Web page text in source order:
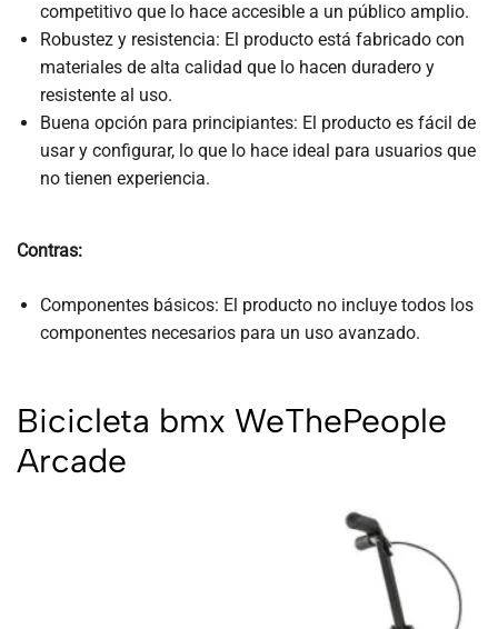
competitivo que lo hace accesible a un público amplio.
Robustez y resistencia: El producto está fabricado con
materiales de alta calidad que lo hacen duradero y
resistente al uso.
Buena opción para principiantes: El producto es fácil de
usar y configurar, lo que lo hace ideal para usuarios que
no tienen experiencia.
Contras:
Componentes básicos: El producto no incluye todos los
componentes necesarios para un uso avanzado.
Bicicleta bmx WeThePeople
Arcade